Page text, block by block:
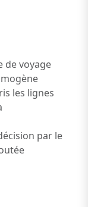
de voyage
les lignes
par le